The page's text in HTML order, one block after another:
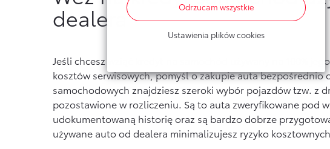
Odrzucam wszystkie
Ustawienia plików cookies
dealera
Jeśli chcesz wziąć kredyt na samochód używany na 100%
kosztów serwisowych, pomyśl o zakupie auta bezpośrednio
samochodowych znajdziesz szeroki wybór pojazdów tzw. z
pozostawione w rozliczeniu. Są to auta zweryfikowane pod
udokumentowaną historię oraz są bardzo dobrze
używane auto od dealera minimalizujesz ryzyko